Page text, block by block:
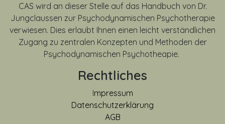
CAS wird an dieser Stelle auf das Handbuch von Dr.
Jungclaussen zur Psychodynamischen Psychotherapie
verwiesen. Dies erlaubt Ihnen einen leicht verständlichen
Zugang zu zentralen Konzepten und Methoden der
Psychodynamischen Psychotheapie.
Rechtliches
Impressum
Datenschutzerklärung
AGB